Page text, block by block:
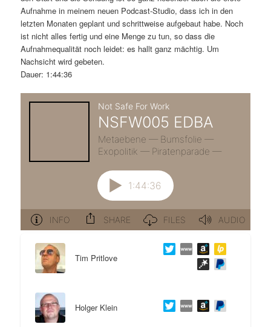
ä
r
e
n
a
l
n
d
ä
r
n
h
n
a
v
i
g
a
t
i
Aufnahme in meinem neuen Podcast-Studio, dass ich in den
letzten Monaten geplant und schrittweise aufgebaut habe. Noch
ist nicht alles fertig und eine Menge zu tun, so dass die
Aufnahmequalität noch leidet: es hallt ganz mächtig. Um
Nachsicht wird gebeten.
Dauer: 1:44:36
Tim Pritlove
Holger Klein